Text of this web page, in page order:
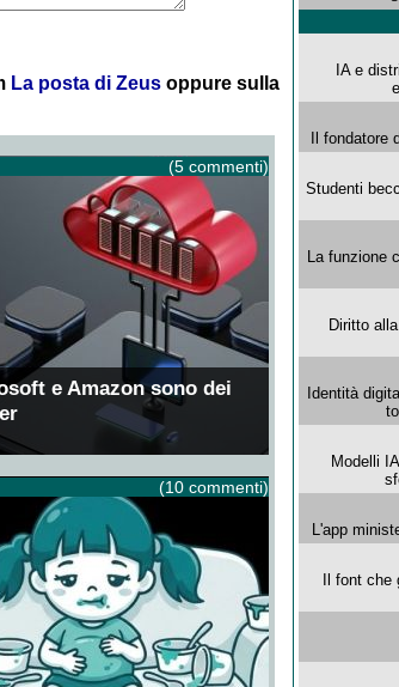
La posta di Zeusoppure sulla
IA e
Il
Studenti
La funzione
Diritto
Identità
Modelli
L'app
Il font
(5 commenti)
e Amazon sono dei
(10 commenti)